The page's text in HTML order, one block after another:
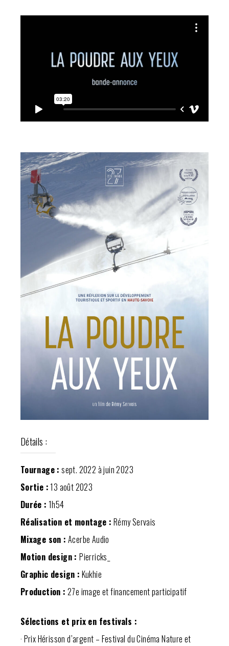
Détails :
Tournage : sept. 2022 à juin 2023
Sortie :13 août 2023
Durée : 1h54
Réalisation et montage : Rémy Servais
Mixage son : Acerbe Audio
Motion design :Pierricks_
Graphic design : Kukhie
Production : 27e image et financement participatif
Sélections et prix en festivals :
· Prix Hérisson d’argent – Festival du Cinéma Nature et